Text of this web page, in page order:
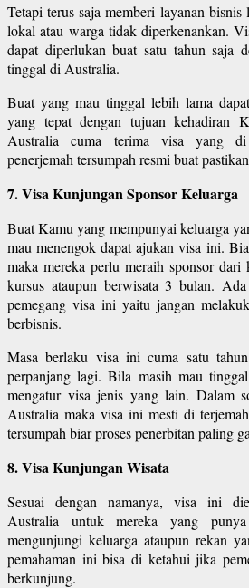
Tetapi terus saja memberi layanan bisnis
lokal atau warga tidak diperkenankan.
dapat diperlukan buat satu tahun saja
tinggal di Australia.
Buat yang mau tinggal lebih lama
yang tepat dengan tujuan kehadiran
Australia cuma terima visa yang
penerjemah tersumpah resmi buat
7. Visa Kunjungan Sponsor Keluarga
Buat Kamu yang mempunyai keluarga
mau menengok dapat ajukan visa ini.
maka mereka perlu meraih sponsor
kursus ataupun berwisata 3 bulan.
pemegang visa ini yaitu jangan
berbisnis.
Masa berlaku visa ini cuma satu
perpanjang lagi. Bila masih mau
mengatur visa jenis yang lain. Dalam
Australia maka visa ini mesti di
tersumpah biar proses penerbitan paling
8. Visa Kunjungan Wisata
Sesuai dengan namanya, visa ini
Australia untuk mereka yang
mengunjungi keluarga ataupun rekan
pemahaman ini bisa di ketahui jika
berkunjung.